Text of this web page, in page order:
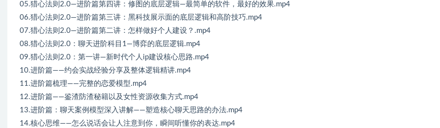
05.猎心法则2.0—进阶篇第四讲：修图的底层逻辑—最简单的软件，最好的效果.mp4
06.猎心法则2.0—进阶篇第三讲：黑科技展示面的底层逻辑和高阶技巧.mp4
07.猎心法则2.0—进阶篇第二讲：怎样做好个人建设？.mp4
08.猎心法则2.0：聊天进阶科目1—博弈的底层逻辑.mp4
09.猎心法则2.0：第一讲—新时代个人ip建设核心思路.mp4
10.进阶篇——约会实战经验分享及整体逻辑精讲.mp4
11.进阶篇梳理——完整的恋爱模型.mp4
12.进阶篇——鉴渣防渣秘籍以及女性资源收集方式.mp4
13.进阶篇：聊天案例模型深入讲解——塑造核心聊天思路的办法.mp4
14.核心思维——怎么说话会让人注意到你，瞬间听懂你的表达.mp4